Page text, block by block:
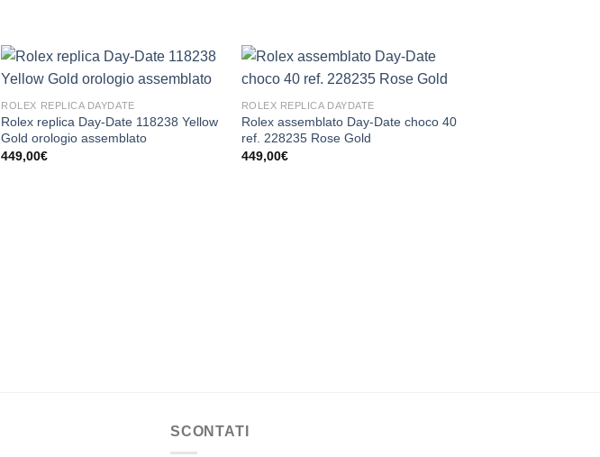
ROLEX REPLICA DAYDATE
Rolex replica Day-Date 118238 Yellow
Gold orologio assemblato
449,00€
ROLEX REPLICA DAYDATE
Rolex assemblato Day-Date choco 40
ref. 228235 Rose Gold
449,00€
SCONTATI